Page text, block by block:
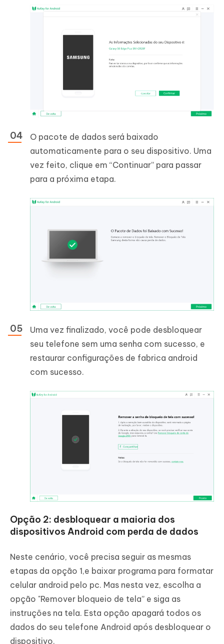
O pacote de dados será baixado
automaticamente para o seu dispositivo. Uma
vez feito, clique em “Continuar” para passar
para a próxima etapa.
Uma vez finalizado, você pode desbloquear
seu telefone sem uma senha com sucesso, e
restaurar configurações de fabrica android
com sucesso.
Opção 2: desbloquear a maioria dos
dispositivos Android com perda de dados
Neste cenário, você precisa seguir as mesmas
etapas da opção 1,e baixar programa para formatar
celular android pelo pc. Mas nesta vez, escolha a
opção "Remover bloqueio de tela” e siga as
instruções na tela. Esta opção apagará todos os
dados do seu telefone Android após desbloquear o
dispositivo.